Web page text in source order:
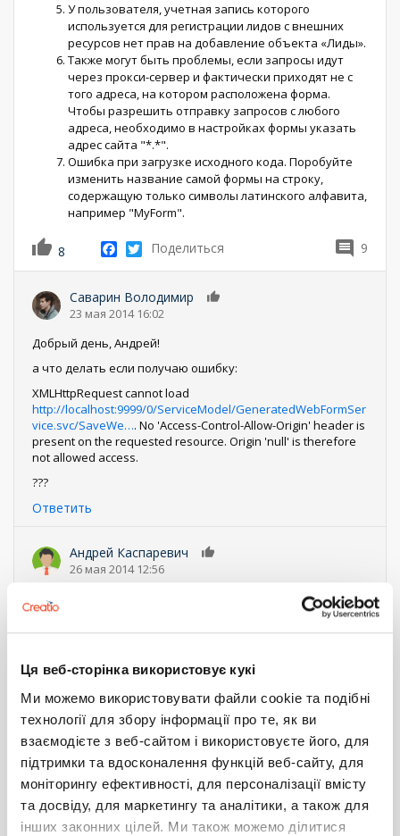
Ця веб-сторінка використовує кукі
Ми можемо використовувати файли cookie та подібні
технології для збору інформації про те, як ви
взаємодієте з веб-сайтом і використовуєте його, для
підтримки та вдосконалення функцій веб-сайту, для
моніторингу ефективності, для персоналізації вмісту
та досвіду, для маркетингу та аналітики, а також для
інших законних цілей. Ми також можемо ділитися
У пользователя, учетная запись которого
используется для регистрации лидов с внешних
ресурсов нет прав на добавление объекта «Лиды».
Также могут быть проблемы, если запросы идут
через прокси-сервер и фактически приходят не с
того адреса, на котором расположена форма.
Чтобы разрешить отправку запросов с любого
адреса, необходимо в настройках формы указать
адрес сайта "*.*".
Ошибка при загрузке исходного кода. Поробуйте
изменить название самой формы на строку,
содержащую только символы латинского алфавита,
например "MyForm".
8 Facebook
Twitter
Поделиться 9
Саварин Володимир
23 мая 2014 16:02
Добрый день, Андрей!
а что делать если получаю ошибку:
XMLHttpRequest cannot load
http://localhost:9999/0/ServiceModel/GeneratedWebFormSer
vice.svc/SaveWe…. No 'Access-Control-Allow-Origin' header is
present on the requested resource. Origin 'null' is therefore
not allowed access.
???
Ответить
Андрей Каспаревич
26 мая 2014 12:56
Здравствуйте, Владимир!
Чтобы отправлялись запросы, нужно разместить форму
на сайте и указать адрес этого сайта в соответствующее
Ответить
Эмин Юнусов
7 апреля 2015 16:47
0
Добрый день!
BPMOnline 7.4.1 Sales.
При сохранении Лида через внешнюю форму
генерируется номер, который необходимо вернуть сайту.
На данный момент базовый вебсервис